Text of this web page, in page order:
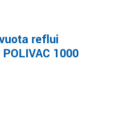
reflui
1000